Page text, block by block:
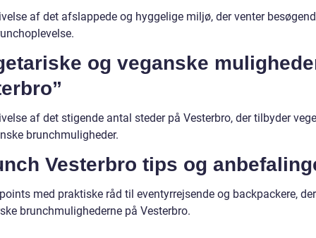
af det afslappede og hyggelige miljø, der venter
og veganske
af det stigende antal steder på Vesterbro, der tilbyder
brunchmuligheder.
Vesterbro tips og
med praktiske råd til eventyrrejsende og backpackere,
brunchmulighederne på Vesterbro.